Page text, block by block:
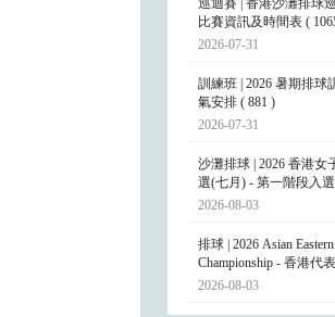
巡迴賽 | 香港沙灘排球
比賽資訊及時間表 (
2026-07-31
訓練班 | 2026 暑期排球
氣安排 ( 881 )
2026-07-31
沙灘排球 | 2026 香港女
選(七月) - 第一階段入
2026-08-03
排球 | 2026 Asian
Championship - 香港代
2026-08-03